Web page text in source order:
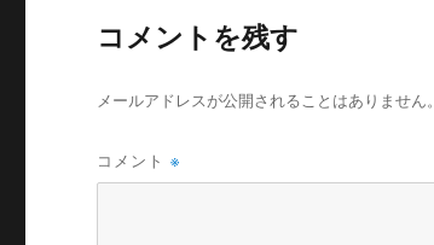
コメントを残す
メールアドレスが公開されることはありません。
コメント※